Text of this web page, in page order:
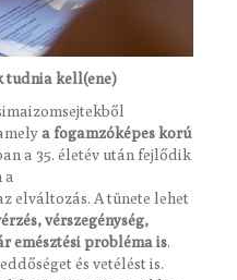
tudnia kell(ene)
a fogamzóképes korú
a 35. életév után fejlődik
a
elváltozás. A tünete lehet
vérszegénység,
emésztési probléma is.
és vetélést is.